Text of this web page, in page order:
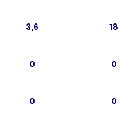
3,6 18
0 0
0 0